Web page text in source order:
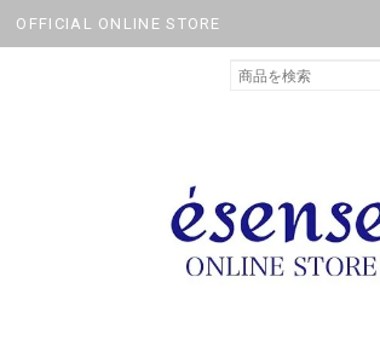
OFFICIAL ONLINE STORE